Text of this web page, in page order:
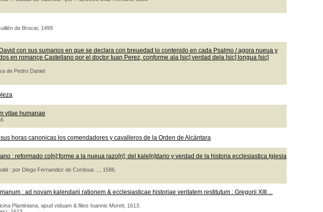
de Brocar, 1499
con sus sumarios en que se declara con breuedad lo contenido en cada Psalmo / agora nueua y
en romançe Castellano por el doctor Iuan Perez, conforme ala [sic] verdad dela [sic] longua [sic]
de Pedro Daniel
vitae humanae
horas canonicas los comendadores y cavalleros de la Orden de Alcántara
: reformado co[n];forme a la nueua razo[n]; del kale[n]dario y verdad de la historia ecclesiastica Iglesia
: por Diego Fernandez de Cordoua ..., 1586.
: ad novam kalendarii rationem & ecclesiasticae historiae veritatem restitutum : Gregorii XIII ...
Plantiniana, apud viduam & filios Ioannis Moreti, 1613.